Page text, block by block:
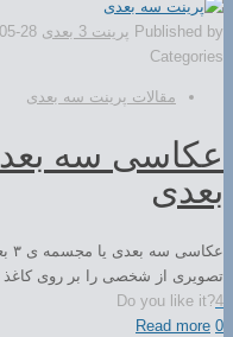
Published by پرینت 3 بعدی
28
Categories
مقالات پرینت سه بعدی
عکاسی سه
بعدی
تصویری از شخصی را بر روی
Do you like it?4
0
Read more